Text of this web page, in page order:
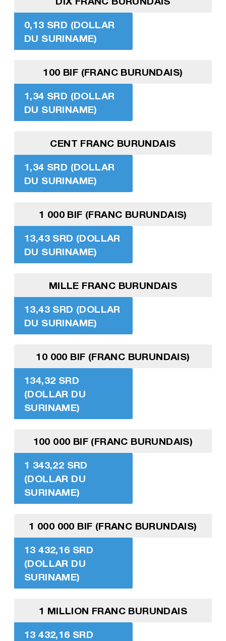
0,13 SRD (DOLLAR
DU SURINAME)
100 BIF (FRANC BURUNDAIS)
1,34 SRD (DOLLAR
DU SURINAME)
CENT FRANC BURUNDAIS
1,34 SRD (DOLLAR
DU SURINAME)
1 000 BIF (FRANC BURUNDAIS)
13,43 SRD (DOLLAR
DU SURINAME)
MILLE FRANC BURUNDAIS
13,43 SRD (DOLLAR
DU SURINAME)
10 000 BIF (FRANC BURUNDAIS)
134,32 SRD
(DOLLAR DU
SURINAME)
100 000 BIF (FRANC BURUNDAIS)
1 343,22 SRD
(DOLLAR DU
SURINAME)
1 000 000 BIF (FRANC BURUNDAIS)
13 432,16 SRD
(DOLLAR DU
SURINAME)
1 MILLION FRANC BURUNDAIS
13 432,16 SRD